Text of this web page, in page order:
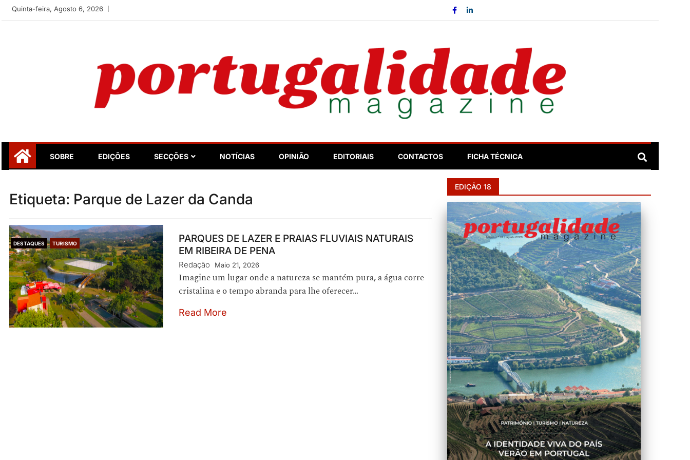
Skip
to
Quinta-feira, Agosto 6, 2026
Portugalidade
SOBRE EDIÇÕES SECÇÕES NOTÍCIAS OPINIÃO EDITORIAIS CONTACTOS FICHA TÉCNICA
Etiqueta: Parque de Lazer da Canda
DESTAQUES TURISMO
PARQUES DE LAZER E PRAIAS FLUVIAIS NATURAIS
EM RIBEIRA DE PENA
Redação Maio 21, 2026
Imagine um lugar onde a natureza se mantém pura, a água corre
cristalina e o tempo abranda para lhe oferecer…
Read More
EDIÇÃO 18